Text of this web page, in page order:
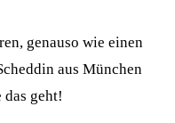
genauso wie einen
aus München
geht!